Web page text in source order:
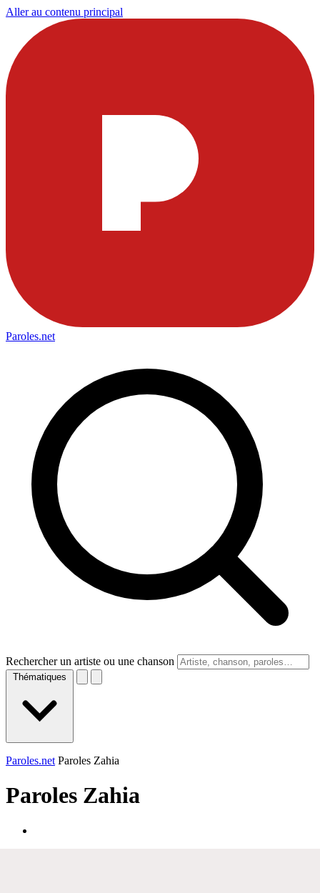
Aller au contenu principal
Paroles.net
Rechercher un artiste ou une chanson
Thématiques
Paroles.net Paroles Zahia
Paroles Zahia